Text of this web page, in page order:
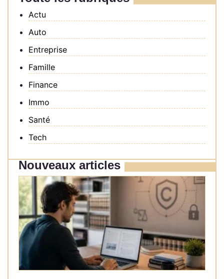
Actu
Auto
Entreprise
Famille
Finance
Immo
Santé
Tech
Nouveaux articles